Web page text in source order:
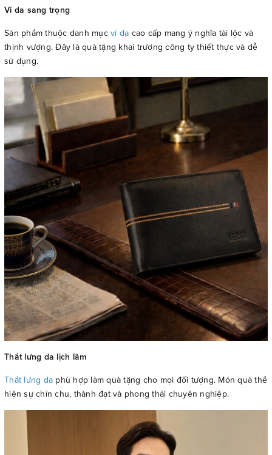
Ví da sang trọng
Sản phẩm thuộc danh mục ví da cao cấp mang ý nghĩa tài lộc và
thịnh vượng. Đây là quà tặng khai trương công ty thiết thực và dễ
sử dụng.
Thắt lưng da lịch lãm
Thắt lưng da phù hợp làm quà tặng cho mọi đối tượng. Món quà thể
hiện sự chỉn chu, thành đạt và phong thái chuyên nghiệp.